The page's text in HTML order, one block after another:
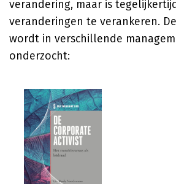
verandering, maar is
veranderingen te verankeren.
wordt in verschillende
onderzocht: